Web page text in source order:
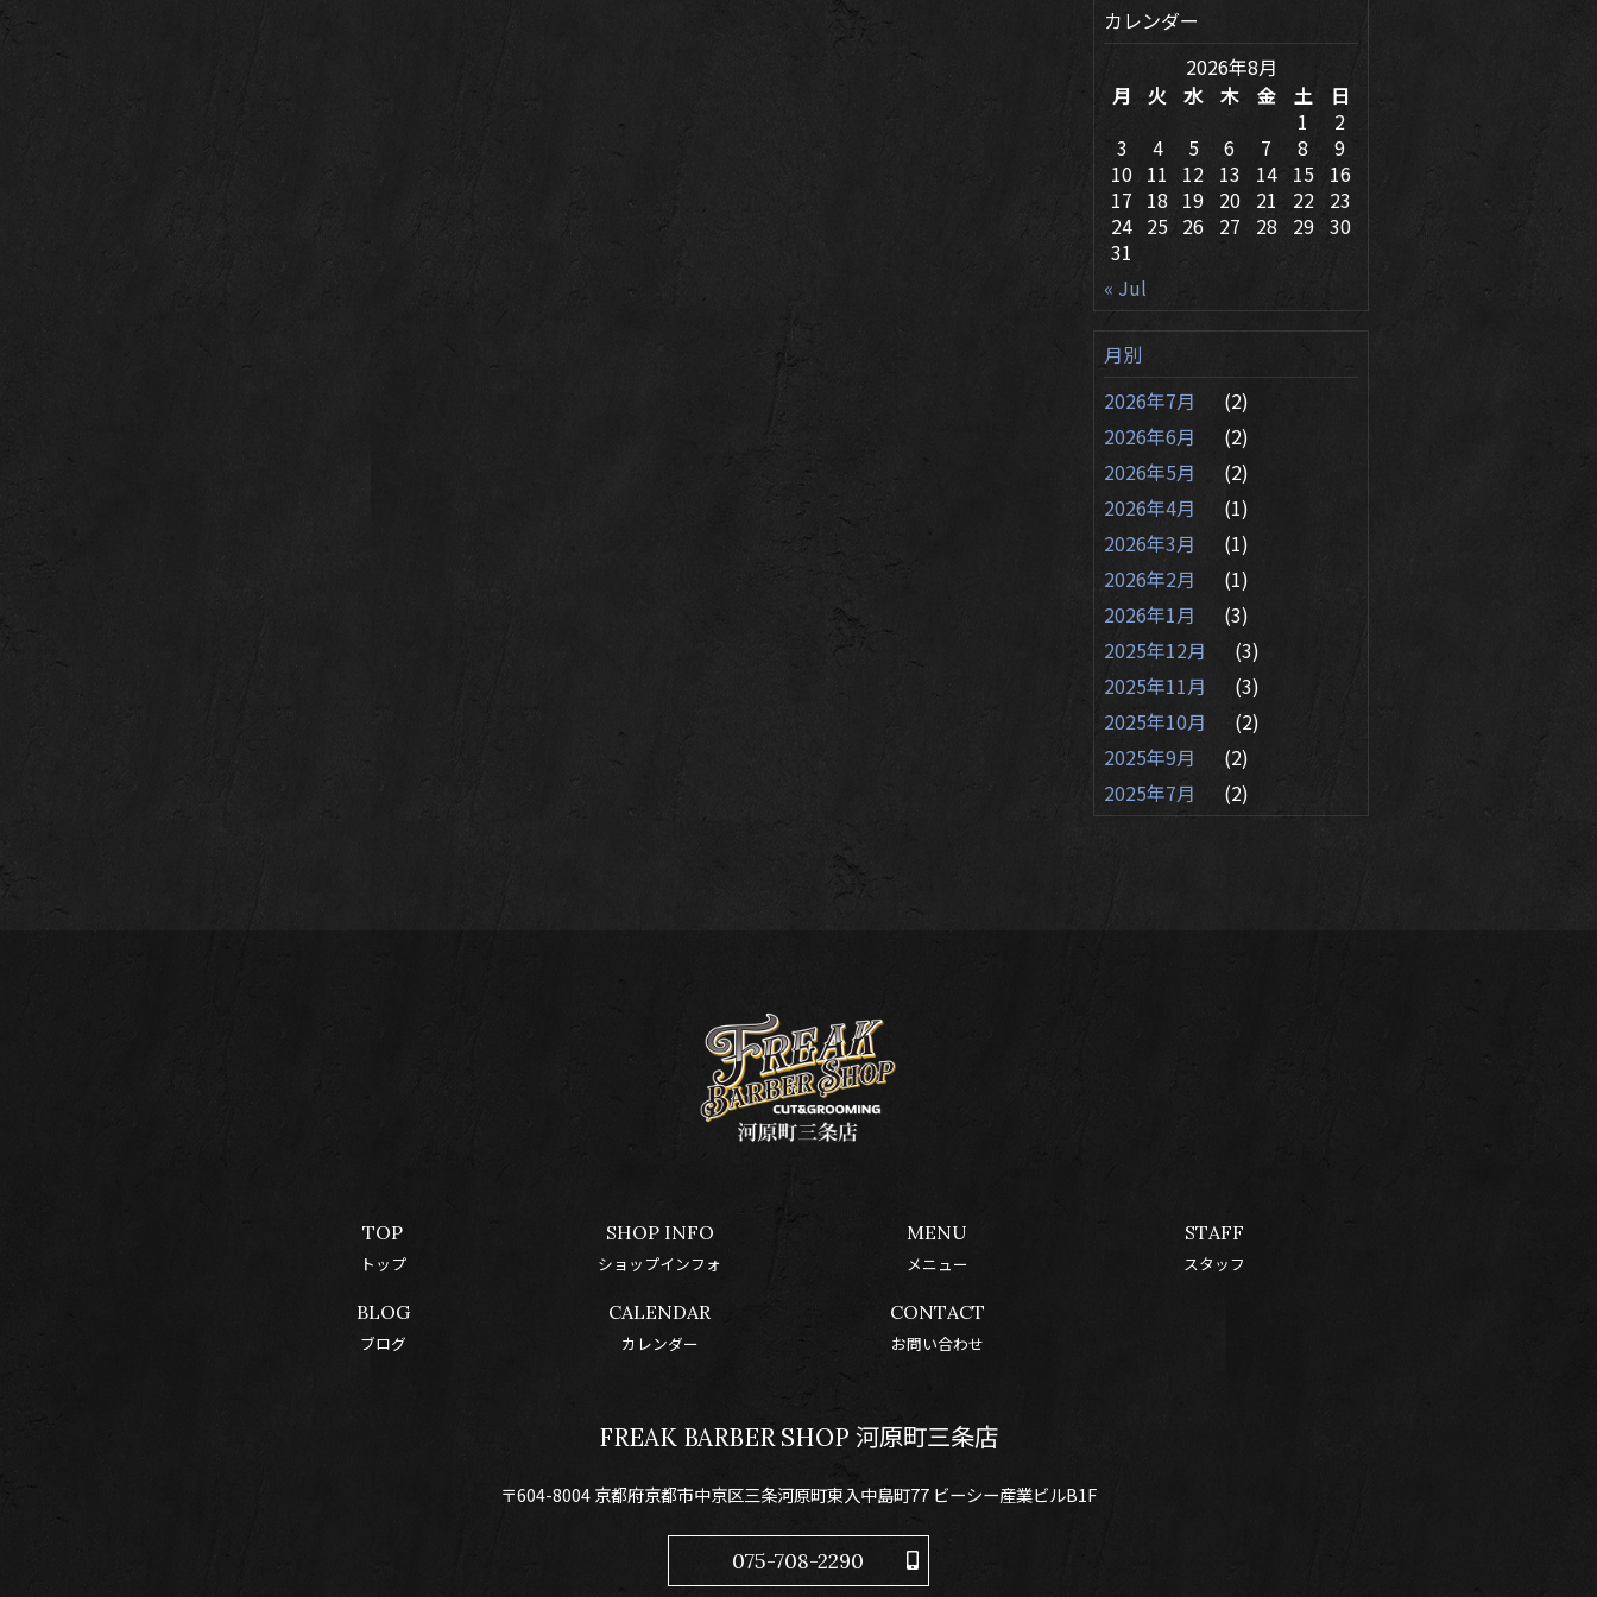
カレンダー
2026年8月
月
火 水 木 金 土 日
« Jul
1
2
3
4 5 6 7 8
9
10 11 12 13 14 15
16
17 18 19 20 21 22
23
24 25 26 27 28 29 30
31
月別
2026年7月
(2)
2026年6月
(2)
2026年5月
(2)
2026年4月
(1)
2026年3月
(1)
2026年2月
(1)
2026年1月
(3)
2025年12月
(3)
2025年11月
(3)
2025年10月
(2)
2025年9月
(2)
2025年7月
(2)
TOP
トップ
SHOP INFO
ショップインフォ
MENU
メニュー
STAFF
スタッフ
BLOG
ブログ
CALENDAR
カレンダー
CONTACT
お問い合わせ
FREAK BARBER SHOP 河原町三条店
〒604-8004 京都府京都市中京区三条河原町東入中島町77 ビーシー産業ビルB1F
075-708-2290